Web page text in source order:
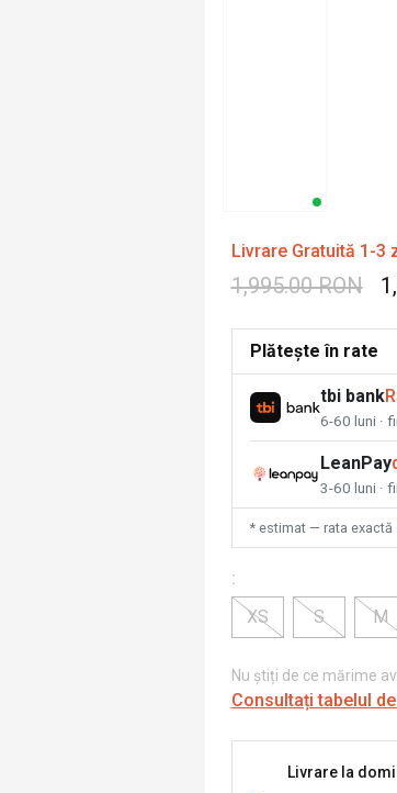
Livrare Gratuită 1-3
1,995.00 RON
Plătește în rate
tbi bank
6-60 luni ·
LeanPay
3-60 luni ·
* estimat — rata
:
XS
S M
Nu știți de ce mărime
Consultați tabelul
Livrare la